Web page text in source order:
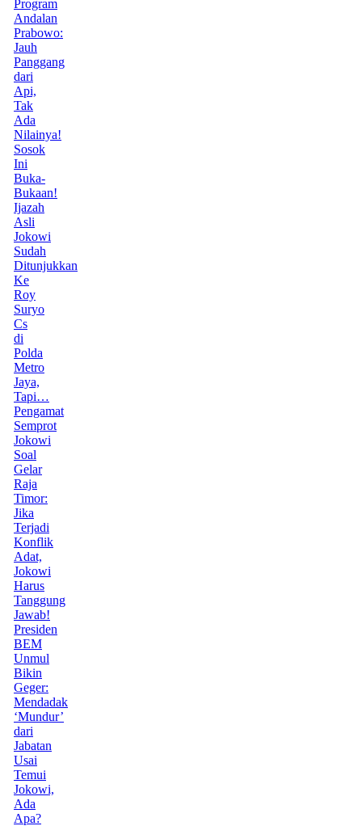
Program
Andalan
Prabowo:
Jauh
Panggang
dari
Api,
Tak
Ada
Nilainya!
Sosok
Ini
Buka-
Bukaan!
Ijazah
Asli
Jokowi
Sudah
Ditunjukkan
Ke
Roy
Suryo
Cs
di
Polda
Metro
Jaya,
Tapi…
Pengamat
Semprot
Jokowi
Soal
Gelar
Raja
Timor:
Jika
Terjadi
Konflik
Adat,
Jokowi
Harus
Tanggung
Jawab!
Presiden
BEM
Unmul
Bikin
Geger:
Mendadak
‘Mundur’
dari
Jabatan
Usai
Temui
Jokowi,
Ada
Apa?